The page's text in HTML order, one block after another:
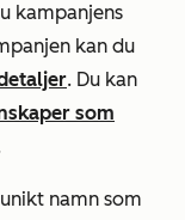
kampanjens
kan du
. Du kan
som
namn som